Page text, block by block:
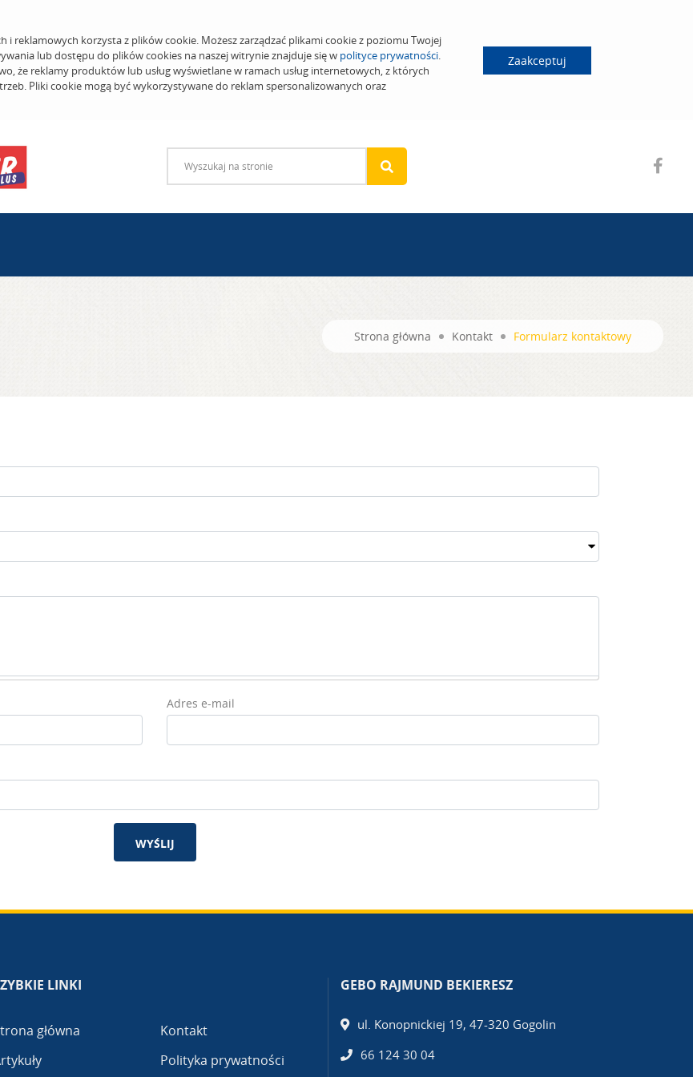
i reklamowych korzysta z plików cookie. Możesz zarządzać plikami cookie z poziomu Twojej
lub dostępu do plików cookies na naszej witrynie znajduje się w polityce prywatności.
że reklamy produktów lub usług wyświetlane w ramach usług internetowych, z których
Pliki cookie mogą być wykorzystywane do reklam spersonalizowanych oraz
Zaakceptuj
Strona główna Kontakt Formularz kontaktowy
Adres e-mail
WYŚLIJ
LINKI
główna
Kontakt
Polityka prywatności
GEBO RAJMUND BEKIERESZ
ul. Konopnickiej 19, 47-320 Gogolin
66 124 30 04